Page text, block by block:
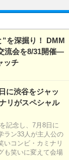
を深掘り！ DMM
流会を8/31開催―
ッチ
に渋谷をジャッ
リがスペシャル
記念し、7月8日に
ラン33人が主人公の
いコンビ・カミナリ
も笑いに変えて会場